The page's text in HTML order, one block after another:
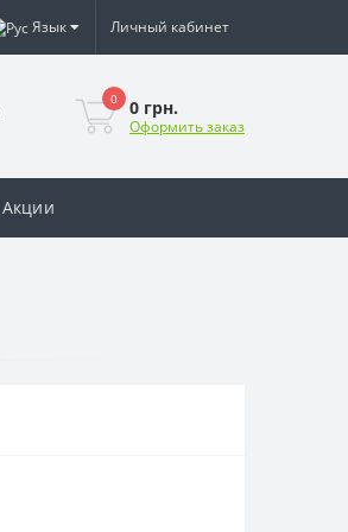
Язык Личный кабинет
0 0 грн.
Оформить заказ
Акции